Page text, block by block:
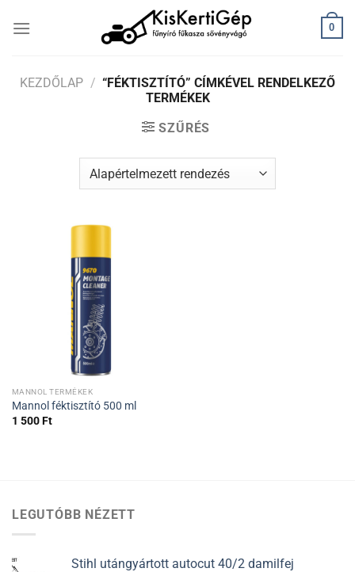
0
KEZDŐLAP / “FÉKTISZTÍTÓ” CÍMKÉVEL RENDELKEZŐ
TERMÉKEK
SZŰRÉS
MANNOL TERMÉKEK
Mannol féktisztító 500 ml
1 500Ft
LEGUTÓBB NÉZETT
Stihl utángyártott autocut 40/2 damilfej